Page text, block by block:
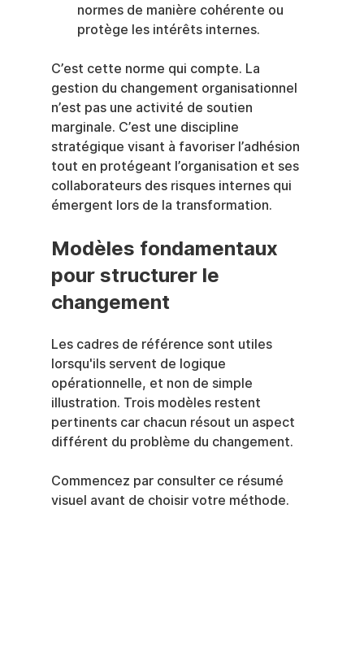
normes de manière cohérente ou
protège les intérêts internes.
C’est cette norme qui compte. La
gestion du changement organisationnel
n’est pas une activité de soutien
marginale. C’est une discipline
stratégique visant à favoriser l’adhésion
tout en protégeant l’organisation et ses
collaborateurs des risques internes qui
émergent lors de la transformation.
Modèles fondamentaux
pour structurer le
changement
Les cadres de référence sont utiles
lorsqu'ils servent de logique
opérationnelle, et non de simple
illustration. Trois modèles restent
pertinents car chacun résout un aspect
différent du problème du changement.
Commencez par consulter ce résumé
visuel avant de choisir votre méthode.